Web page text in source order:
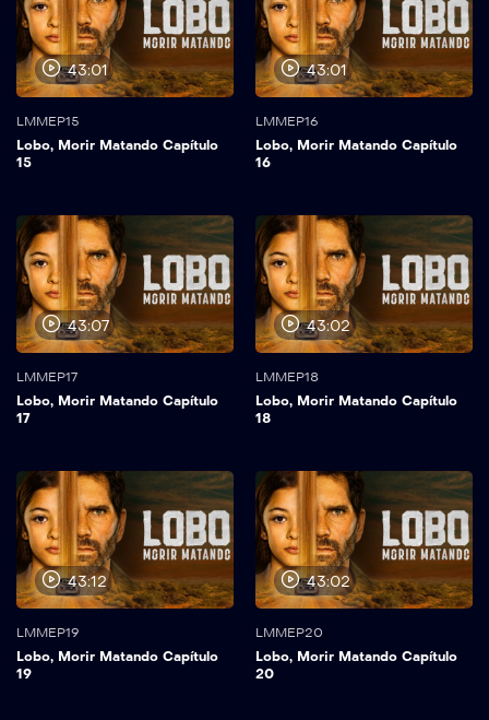
43:01
LMMEP15
Lobo, Morir Matando Capítulo
15
43:01
LMMEP16
Lobo, Morir Matando Capítulo
16
43:07
LMMEP17
Lobo, Morir Matando Capítulo
17
43:02
LMMEP18
Lobo, Morir Matando Capítulo
18
43:12
LMMEP19
Lobo, Morir Matando Capítulo
19
43:02
LMMEP20
Lobo, Morir Matando Capítulo
20